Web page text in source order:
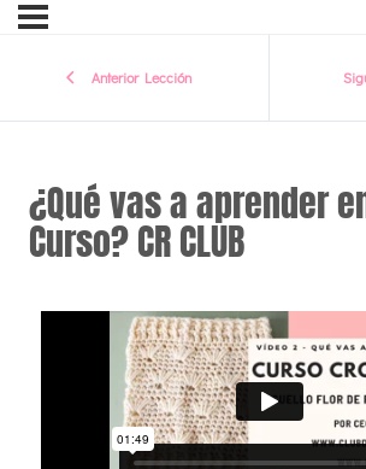
Anterior Lección
¿Qué vas a aprender
Curso? CR CLUB